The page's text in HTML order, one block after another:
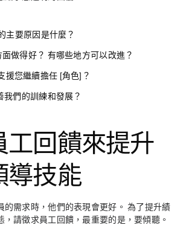
主要原因是什麼？
做得好？ 有哪些地方可以改進？
援您繼續擔任 [角色]？
我們的訓練和發展？
工回饋來提升
導技能
的需求時，他們的表現會更好。 為了提升績
，請徵求員工回饋，最重要的是，要傾聽。